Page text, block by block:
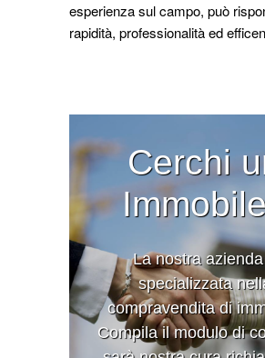
esperienza sul campo, può
rapidità, professionalità ed
Cerchi
La nostra
specializzata
compravendita di
Compila il modulo di